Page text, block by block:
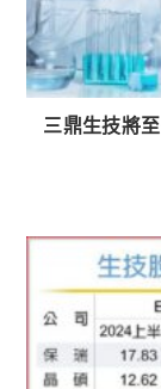
三鼎生技將